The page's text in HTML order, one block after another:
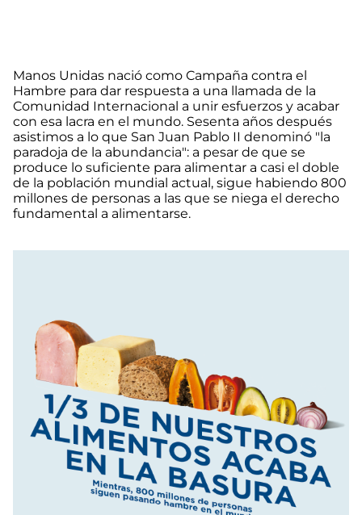
Manos Unidas nació como Campaña contra el
Hambre para dar respuesta a una llamada de la
Comunidad Internacional a unir esfuerzos y acabar
con esa lacra en el mundo. Sesenta años después
asistimos a lo que San Juan Pablo II denominó "la
paradoja de la abundancia": a pesar de que se
produce lo suficiente para alimentar a casi el doble
de la población mundial actual, sigue habiendo 800
millones de personas a las que se niega el derecho
fundamental a alimentarse.